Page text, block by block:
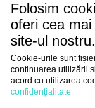
Folosim
oferi cea
site-ul nostru.
Cookie-urile sunt
continuarea utilizării
acord cu utilizarea
confidențialitate